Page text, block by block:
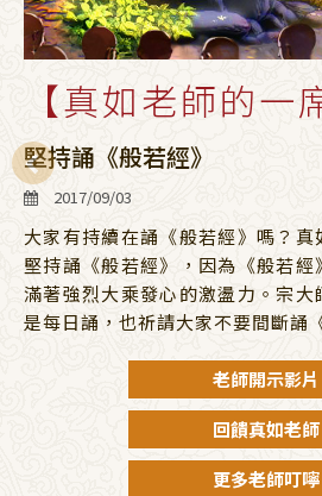
【真如老師的一
堅持誦《般若經》
2017/09/03
大家有持續在誦《般若經》嗎？
堅持誦《般若經》，因為《般若
滿著強烈大乘發心的激盪力。宗
是每日誦，也祈請大家不要間斷誦
老師開示影片
回饋真如老師
更多老師叮嚀